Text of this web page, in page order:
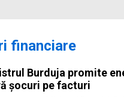
financiare
Burduja promite
șocuri pe facturi